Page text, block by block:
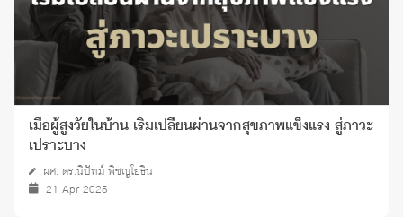
เมื่อผู้สูงวัยในบ้าน เริ่มเปลี่ยนผ่านจากสุขภาพแข็งแรง สู่ภาวะ
เปราะบาง
ผศ. ดร.นิปัทม์ พิชญโยธิน
21 Apr 2025